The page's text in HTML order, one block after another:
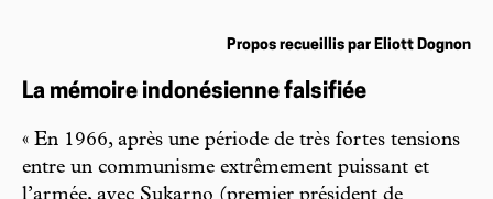
Propos recueillis par Eliott Dognon
La mémoire indonésienne falsifiée
« En 1966, après une période de très fortes tensions
entre un communisme extrêmement puissant et